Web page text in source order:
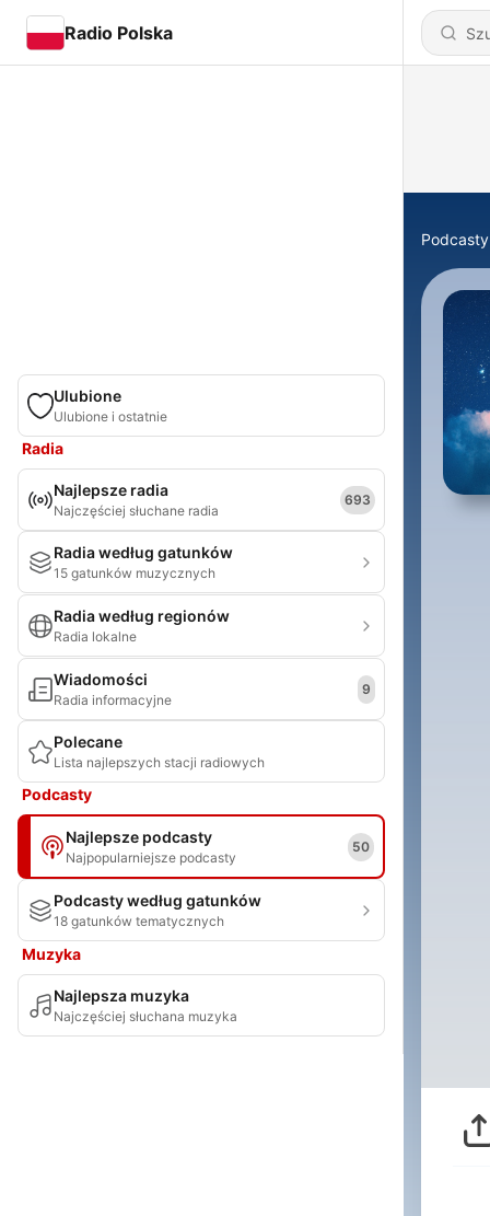
Radio Polska
Ulubione
Ulubione i ostatnie
Radia
Najlepsze radia
Najczęściej słuchane radia
693
Radia według gatunków
15 gatunków muzycznych
Radia według regionów
Radia lokalne
Wiadomości
Radia informacyjne
9
Polecane
Lista najlepszych stacji radiowych
Podcasty
Najlepsze podcasty
Najpopularniejsze podcasty
50
Podcasty według gatunków
18 gatunków tematycznych
Muzyka
Najlepsza muzyka
Najczęściej słuchana muzyka
Podcasty